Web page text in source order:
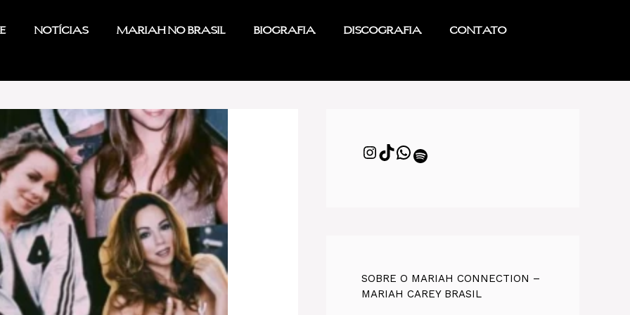
Notícias Mariah no Brasil Biografia Discografia Contato
SOBRE O MARIAH CONNECTION –
MARIAH CAREY BRASIL